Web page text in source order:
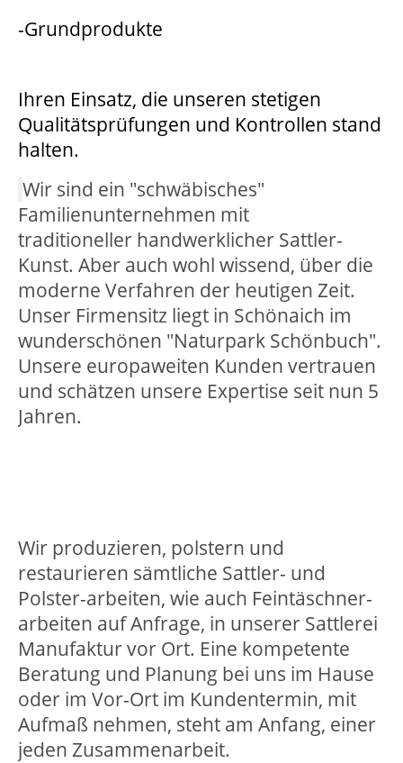
-Grundprodukte
Ihren Einsatz, die unseren stetigen
Qualitätsprüfungen und Kontrollen stand
halten.
Wir sind ein "schwäbisches"
Familienunternehmen mit
traditioneller handwerklicher Sattler-
Kunst. Aber auch wohl wissend, über die
moderne Verfahren der heutigen Zeit.
Unser Firmensitz liegt in Schönaich im
wunderschönen "Naturpark Schönbuch".
Unsere europaweiten Kunden vertrauen
und schätzen unsere Expertise seit nun 5
Jahren.
Wir produzieren, polstern und
restaurieren sämtliche Sattler- und
Polster-arbeiten, wie auch Feintäschner-
arbeiten auf Anfrage, in unserer Sattlerei
Manufaktur vor Ort. Eine kompetente
Beratung und Planung bei uns im Hause
oder im Vor-Ort im Kundentermin, mit
Aufmaß nehmen, steht am Anfang, einer
jeden Zusammenarbeit.